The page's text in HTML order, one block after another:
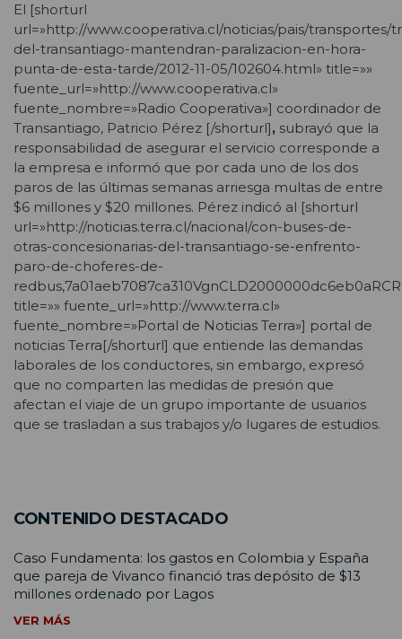
El [shorturl
url=»http://www.cooperativa.cl/noticias/pais/transportes/
del-transantiago-mantendran-paralizacion-en-hora-
punta-de-esta-tarde/2012-11-05/102604.html» title=»»
fuente_url=»http://www.cooperativa.cl»
fuente_nombre=»Radio Cooperativa»] coordinador de
Transantiago, Patricio Pérez [/shorturl], subrayó que la
responsabilidad de asegurar el servicio corresponde a
la empresa e informó que por cada uno de los dos
paros de las últimas semanas arriesga multas de entre
$6 millones y $20 millones. Pérez indicó al [shorturl
url=»http://noticias.terra.cl/nacional/con-buses-de-
otras-concesionarias-del-transantiago-se-enfrento-
paro-de-choferes-de-
title=»» fuente_url=»http://www.terra.cl»
fuente_nombre=»Portal de Noticias Terra»] portal de
noticias Terra[/shorturl] que entiende las demandas
laborales de los conductores, sin embargo, expresó
que no comparten las medidas de presión que
afectan el viaje de un grupo importante de usuarios
que se trasladan a sus trabajos y/o lugares de estudios.
CONTENIDO DESTACADO
Caso Fundamenta: los gastos en Colombia y España
que pareja de Vivanco financió tras depósito de $13
millones ordenado por Lagos
VER MÁS